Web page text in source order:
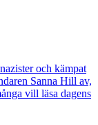
och kämpat
Sanna Hill av,
vill läsa dagens